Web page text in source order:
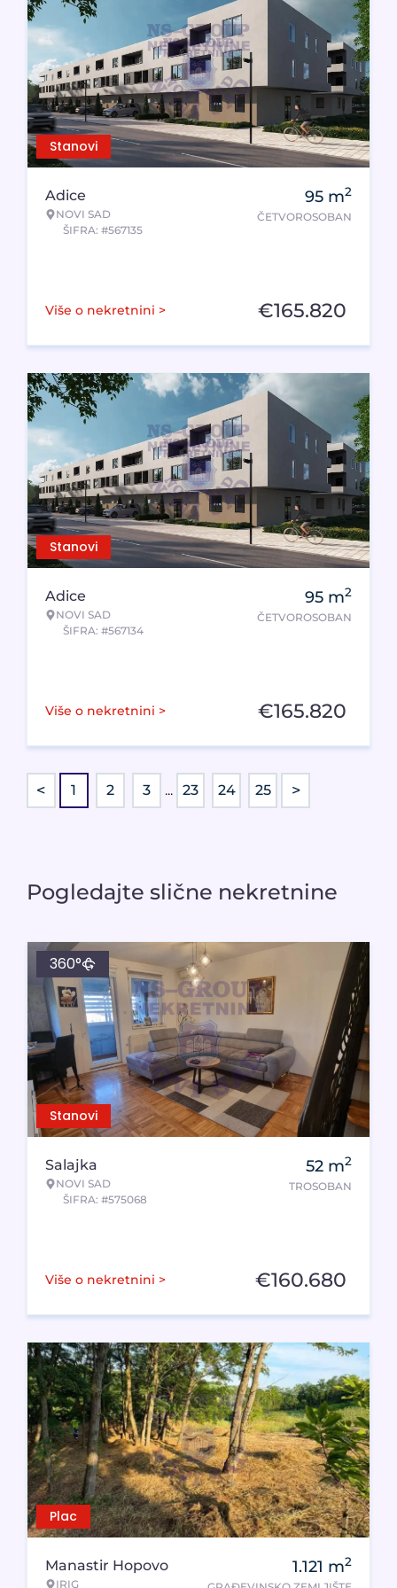
Stanovi
Adice
NOVI SAD
ŠIFRA: #567135
95 m2
ČETVOROSOBAN
Više o nekretnini > €165.820
Stanovi
Adice
NOVI SAD
ŠIFRA: #567134
95 m2
ČETVOROSOBAN
Više o nekretnini > €165.820
< 1 2 3 ... 23 24 25 >
Pogledajte slične nekretnine
Stanovi
360°
Salajka
NOVI SAD
ŠIFRA: #575068
52 m2
TROSOBAN
Više o nekretnini > €160.680
Plac
Manastir Hopovo
IRIG
1.121 m2